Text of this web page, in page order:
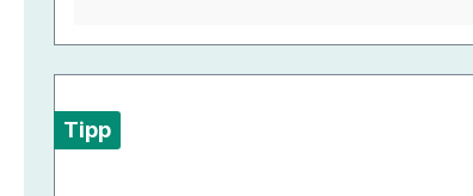
Tipp